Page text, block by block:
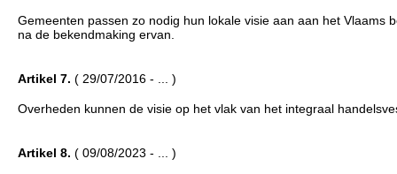
Gemeenten passen zo nodig hun lokale visie aan aan het Vlaams
na de bekendmaking ervan.
Artikel 7. ( 29/07/2016 - ... )
Overheden kunnen de visie op het vlak van het integraal
Artikel 8. ( 09/08/2023 - ... )